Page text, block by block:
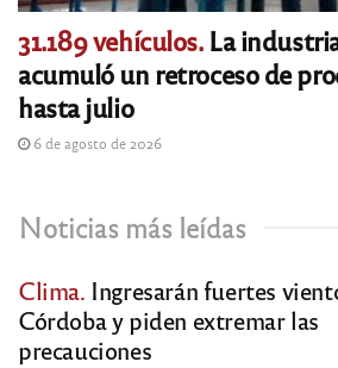
31.189 vehículos.La
acumuló un retroceso de
hasta julio
6 de agosto de 2026
Noticias más leídas
Clima. Ingresarán fuertes
Córdoba y piden extremar las
precauciones